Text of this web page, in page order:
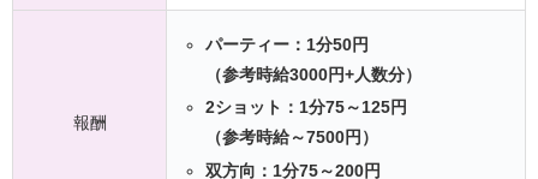
報酬
パーティー：1分50円
（参考時給3000円+人数分）
2ショット：1分75～125円
（参考時給～7500円）
双方向：1分75～200円